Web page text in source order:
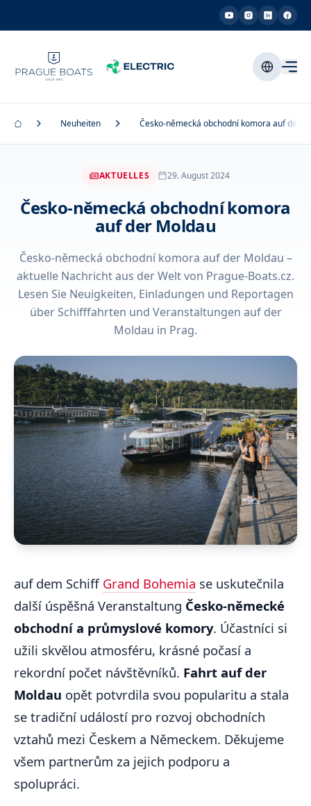
Neuheiten Česko-německá obchodní komora auf der
AKTUELLES 29. August 2024
Česko-německá obchodní komora
auf der Moldau
Česko-německá obchodní komora auf der Moldau –
aktuelle Nachricht aus der Welt von Prague-Boats.cz.
Lesen Sie Neuigkeiten, Einladungen und Reportagen
über Schifffahrten und Veranstaltungen auf der
Moldau in Prag.
auf dem Schiff Grand Bohemia se uskutečnila
další úspěšná Veranstaltung Česko-německé
obchodní a průmyslové komory. Účastníci si
užili skvělou atmosféru, krásné počasí a
rekordní počet návštěvníků. Fahrt auf der
Moldau opět potvrdila svou popularitu a stala
se tradiční událostí pro rozvoj obchodních
vztahů mezi Českem a Německem. Děkujeme
všem partnerům za jejich podporu a
spolupráci.